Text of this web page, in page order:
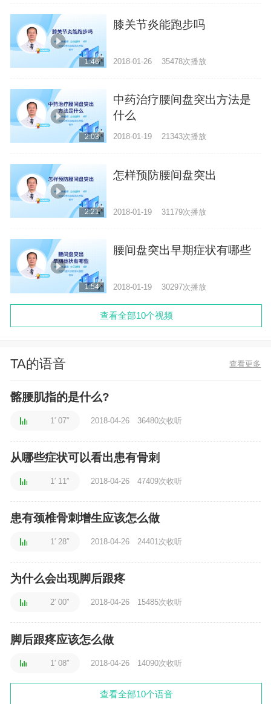
1:46
膝关节炎能跑步吗
2018-01-26 35478次播放
2:03
中药治疗腰间盘突出方法是
什么
2018-01-19 21343次播放
2:21
怎样预防腰间盘突出
2018-01-19 31179次播放
1:54
腰间盘突出早期症状有哪些
2018-01-19 30297次播放
查看全部10个视频
TA的语音 查看更多
髂腰肌指的是什么?
1′ 07″ 2018-04-26 36480次收听
从哪些症状可以看出患有骨刺
1′ 11″ 2018-04-26 47409次收听
患有颈椎骨刺增生应该怎么做
1′ 28″ 2018-04-26 24401次收听
为什么会出现脚后跟疼
2′ 00″ 2018-04-26 15485次收听
脚后跟疼应该怎么做
1′ 08″ 2018-04-26 14090次收听
查看全部10个语音